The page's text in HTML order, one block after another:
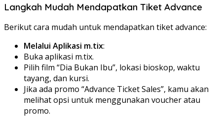
Langkah Mudah Mendapatkan Tiket Advance
Berikut cara mudah untuk mendapatkan tiket advance:
Melalui Aplikasi m.tix:
Buka aplikasi m.tix.
Pilih film “Dia Bukan Ibu”, lokasi bioskop, waktu
tayang, dan kursi.
Jika ada promo “Advance Ticket Sales”, kamu akan
melihat opsi untuk menggunakan voucher atau
promo.